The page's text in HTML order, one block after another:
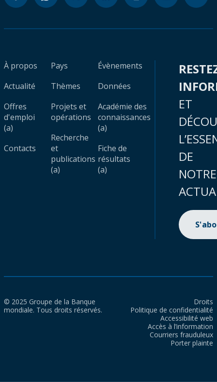
À propos
Actualité
Offres
d'emploi
(a)
Contacts
Pays
Thèmes
Projets et
opérations
Recherche
et
publications
(a)
Évènements
Données
Académie des
connaissances
(a)
Fiche de
résultats
(a)
ET
DE
NOTRE
© 2025 Groupe de la Banque
mondiale. Tous droits réservés.
Droits
Politique de confidentialité
Accessibilité web
Accès à l’information
Courriers frauduleux
Porter plainte